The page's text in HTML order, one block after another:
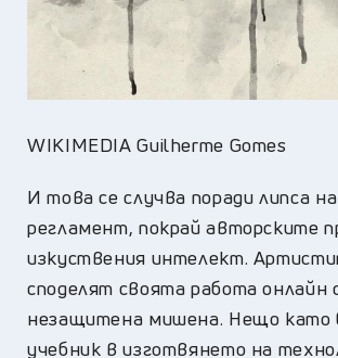
WIKIMEDIA Guilherme Gomes
И това се случва поради липса
регламент, покрай авторските
изкуствения интелект.
споделят своята работа онлайн
незащитена мишена. Нещо като
учебник в изготвянето на